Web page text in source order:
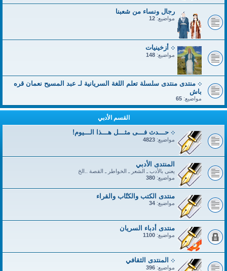
رجال ونساء من شعبنا
مواضيع: 12
܀ أزخينيات
مواضيع: 148
܀ منتدى منتدى سلسلة تعلم اللغة السريانية لـ عبد المسيح نعمان قره
باش
مواضيع: 65
القسم الأدبي
܀ حـــدث فـــى مثـــل هـــذا الـــيوم!
مواضيع: 4823
المنتدى الأدبي
يعنى بالأدب ـ الشعر ـ الخواطر ـ القصة ..الخ
مواضيع: 380
منتدى الكتب والكتّاب والقراء
مواضيع: 34
منتدى أدباء السريان
مواضيع: 1100
܀ المنتدى الثقافي
مواضيع: 396